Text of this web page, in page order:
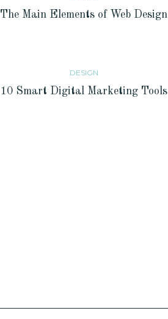
The Main Elements of Web Design
DESIGN
10 Smart Digital Marketing Tools